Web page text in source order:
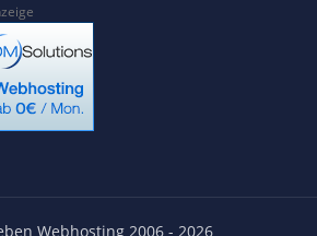
Webhosting 2006 - 2026